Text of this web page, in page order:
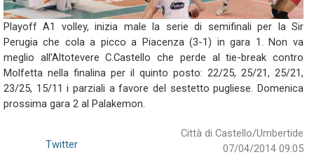
Playoff A1 volley, inizia male la serie di semifinali per la Sir
Perugia che cola a picco a Piacenza (3-1) in gara 1. Non va
meglio all'Altotevere C.Castello che perde al tie-break contro
Molfetta nella finalina per il quinto posto: 22/25, 25/21, 25/21,
23/25, 15/11 i parziali a favore del sestetto pugliese. Domenica
prossima gara 2 al Palakemon.
Città di Castello/Umbertide
07/04/2014 09:05
Twitter